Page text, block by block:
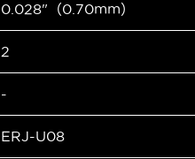
0.028"（0.70mm）
2
-
ERJ-U08